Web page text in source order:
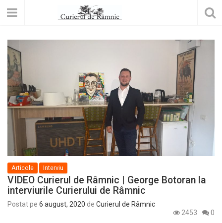
Articole Interviu
VIDEO Curierul de Râmnic | George Botoran la
interviurile Curierului de Râmnic
Postat pe 6 august, 2020 de Curierul de Râmnic
2453
0